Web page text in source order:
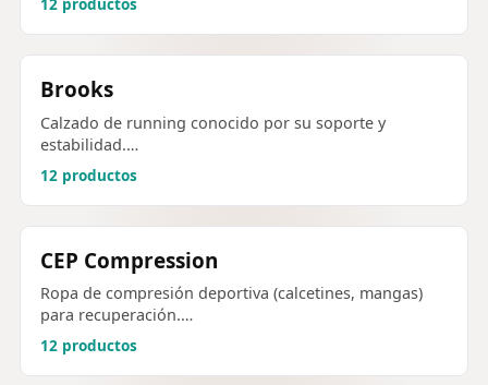
12 productos
Brooks
Calzado de running conocido por su soporte y
estabilidad.…
12 productos
CEP Compression
Ropa de compresión deportiva (calcetines, mangas)
para recuperación.…
12 productos